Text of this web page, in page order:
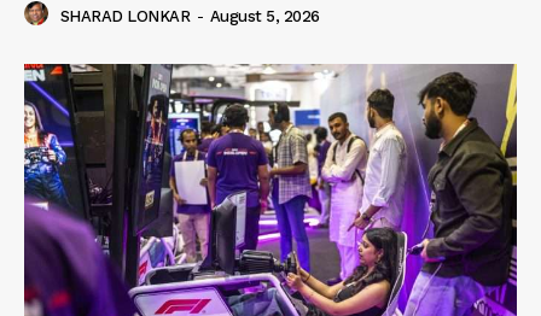
SHARAD LONKAR - August 5, 2026